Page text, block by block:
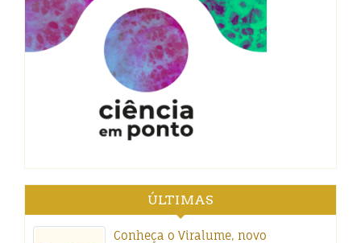
ÚLTIMAS
Conheça o Viralume, novo